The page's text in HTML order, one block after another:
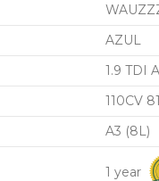
AZUL
1.9 TDI
110CV
A3 (8L)
1 year